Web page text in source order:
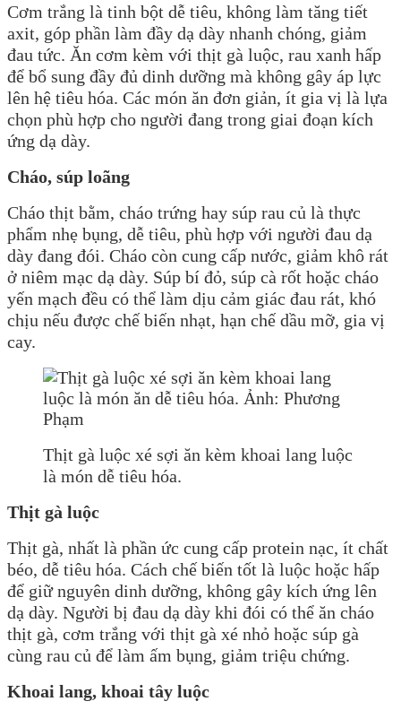
Cơm trắng là tinh bột dễ tiêu, không làm tăng tiết
axit, góp phần làm đầy dạ dày nhanh chóng, giảm
đau tức. Ăn cơm kèm với thịt gà luộc, rau xanh hấp
để bổ sung đầy đủ dinh dưỡng mà không gây áp lực
lên hệ tiêu hóa. Các món ăn đơn giản, ít gia vị là lựa
chọn phù hợp cho người đang trong giai đoạn kích
ứng dạ dày.
Cháo, súp loãng
Cháo thịt bằm, cháo trứng hay súp rau củ là thực
phẩm nhẹ bụng, dễ tiêu, phù hợp với người đau dạ
dày đang đói. Cháo còn cung cấp nước, giảm khô rát
ở niêm mạc dạ dày. Súp bí đỏ, súp cà rốt hoặc cháo
yến mạch đều có thể làm dịu cảm giác đau rát, khó
chịu nếu được chế biến nhạt, hạn chế dầu mỡ, gia vị
cay.
Thịt gà luộc xé sợi ăn kèm khoai lang luộc
là món dễ tiêu hóa.
Thịt gà luộc
Thịt gà, nhất là phần ức cung cấp protein nạc, ít chất
béo, dễ tiêu hóa. Cách chế biến tốt là luộc hoặc hấp
để giữ nguyên dinh dưỡng, không gây kích ứng lên
dạ dày. Người bị đau dạ dày khi đói có thể ăn cháo
thịt gà, cơm trắng với thịt gà xé nhỏ hoặc súp gà
cùng rau củ để làm ấm bụng, giảm triệu chứng.
Khoai lang, khoai tây luộc